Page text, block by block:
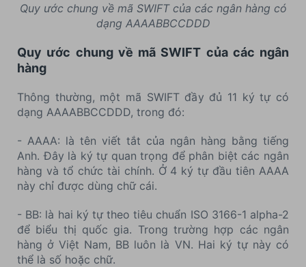
Quy ước chung về mã SWIFT của các ngân hàng có
dạng AAAABBCCDDD
Quy ước chung về mã SWIFT của các ngân
hàng
Thông thường, một mã SWIFT đầy đủ 11 ký tự có
dạng AAAABBCCDDD, trong đó:
- AAAA: là tên viết tắt của ngân hàng bằng tiếng
Anh. Đây là ký tự quan trọng để phân biệt các ngân
hàng và tổ chức tài chính. Ở 4 ký tự đầu tiên AAAA
này chỉ được dùng chữ cái.
- BB: là hai ký tự theo tiêu chuẩn ISO 3166-1 alpha-2
để biểu thị quốc gia. Trong trường hợp các ngân
hàng ở Việt Nam, BB luôn là VN. Hai ký tự này có
thể là số hoặc chữ.